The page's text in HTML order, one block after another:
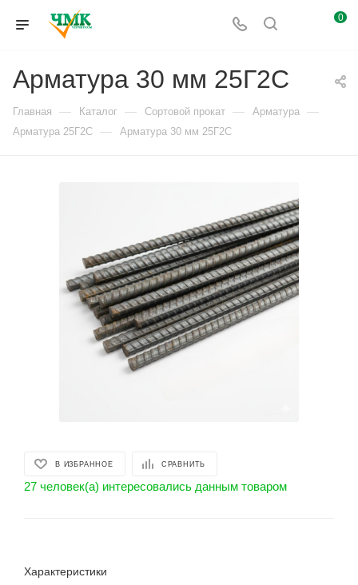
0
Арматура 30 мм 25Г2С
Главная — Каталог — Сортовой прокат — Арматура —
Арматура 25Г2С — Арматура 30 мм 25Г2С
В ИЗБРАННОЕ СРАВНИТЬ
27 человек(а) интересовались данным товаром
Характеристики